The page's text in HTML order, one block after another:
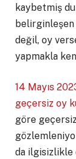
kaybetmiş
belirginleşen
değil, oy
yapmakla
14 Mayıs
geçersiz oy
göre
da ilgisizlikle